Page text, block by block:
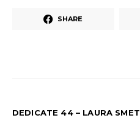
SHARE
DEDICATE 44 – LAURA SMET